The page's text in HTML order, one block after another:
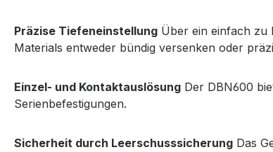
Präzise Tiefeneinstellung Über ein einfach zu
Materials entweder bündig versenken oder
Einzel- und Kontaktauslösung Der DBN600
Serienbefestigungen.
Sicherheit durch Leerschusssicherung Das